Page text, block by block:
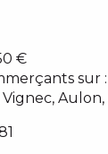
€
sur :